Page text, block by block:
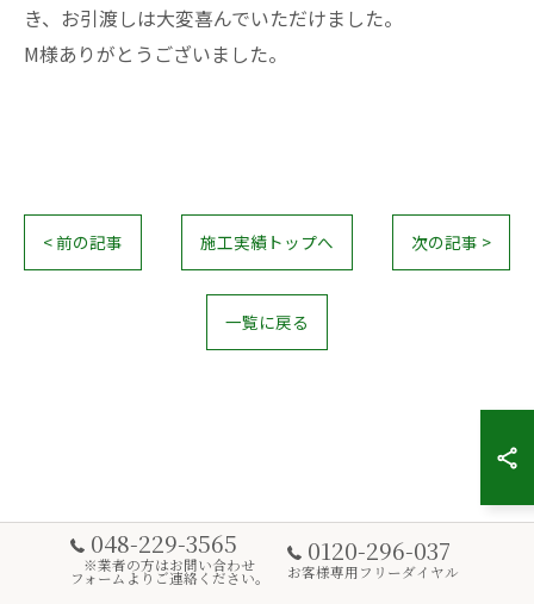
き、お引渡しは大変喜んでいただけました。
M様ありがとうございました。
< 前の記事 施工実績トップへ 次の記事 >
一覧に戻る
048-229-3565
※業者の方はお問い合わせ
フォームよりご連絡ください。
0120-296-037
お客様専用フリーダイヤル